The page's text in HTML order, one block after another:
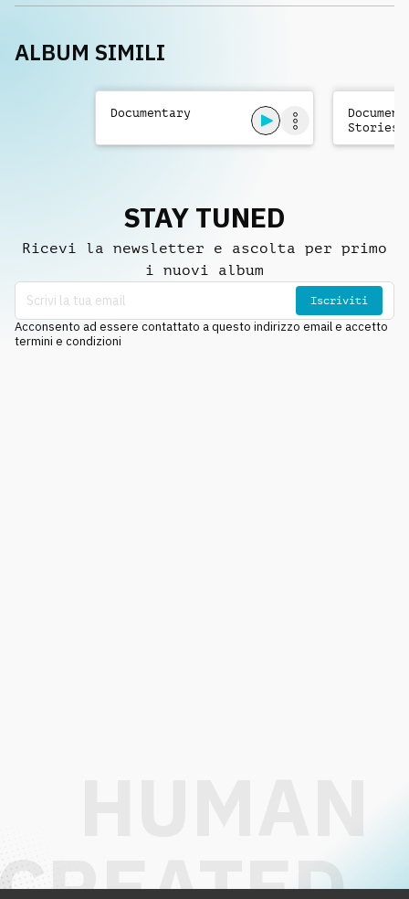
ALBUM SIMILI
Documentary
Stories
STAY TUNED
Ricevi la newsletter e ascolta per primo
i nuovi album
Iscriviti
Acconsento ad essere contattato a questo indirizzo email e accetto
termini e condizioni